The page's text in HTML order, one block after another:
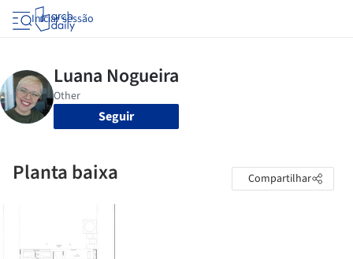
Iniciar sessão
Seguir
Planta baixa Compartilhar